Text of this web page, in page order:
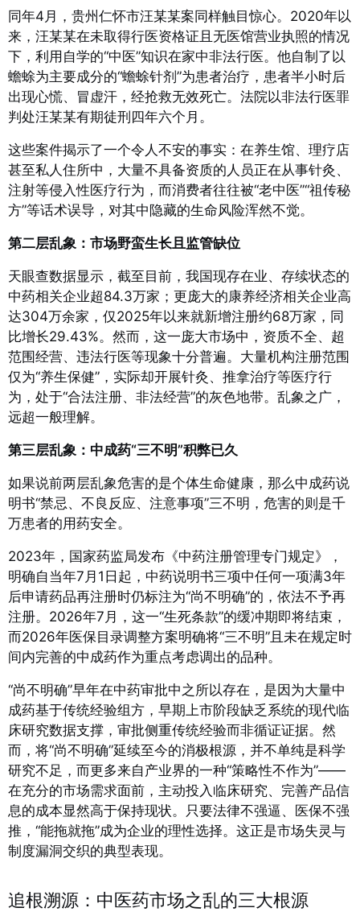
同年4月，贵州仁怀市汪某某案同样触目惊心。2020年以
来，汪某某在未取得行医资格证且无医馆营业执照的情况
下，利用自学的“中医”知识在家中非法行医。他自制了以
蟾蜍为主要成分的“蟾蜍针剂”为患者治疗，患者半小时后
出现心慌、冒虚汗，经抢救无效死亡。法院以非法行医罪
判处汪某某有期徒刑四年六个月 。
这些案件揭示了一个令人不安的事实：在养生馆、理疗店
甚至私人住所中，大量不具备资质的人员正在从事针灸、
注射等侵入性医疗行为，而消费者往往被“老中医”“祖传秘
方”等话术误导，对其中隐藏的生命风险浑然不觉。
第二层乱象：市场野蛮生长且监管缺位
天眼查数据显示，截至目前，我国现存在业、存续状态的
中药相关企业超84.3万家；更庞大的康养经济相关企业高
达304万余家，仅2025年以来就新增注册约68万家，同
比增长29.43%。然而，这一庞大市场中，资质不全、超
范围经营、违法行医等现象十分普遍。大量机构注册范围
仅为“养生保健”，实际却开展针灸、推拿治疗等医疗行
为，处于“合法注册、非法经营”的灰色地带。乱象之广，
远超一般理解。
第三层乱象：中成药“三不明”积弊已久
如果说前两层乱象危害的是个体生命健康，那么中成药说
明书“禁忌、不良反应、注意事项”三不明，危害的则是千
万患者的用药安全。
2023年，国家药监局发布《中药注册管理专门规定》，
明确自当年7月1日起，中药说明书三项中任何一项满3年
后申请药品再注册时仍标注为“尚不明确”的，依法不予再
注册。2026年7月，这一“生死条款”的缓冲期即将结束，
而2026年医保目录调整方案明确将“三不明”且未在规定时
间内完善的中成药作为重点考虑调出的品种。
“尚不明确”早年在中药审批中之所以存在，是因为大量中
成药基于传统经验组方，早期上市阶段缺乏系统的现代临
床研究数据支撑，审批侧重传统经验而非循证证据。然
而，将“尚不明确”延续至今的消极根源，并不单纯是科学
研究不足，而更多来自产业界的一种“策略性不作为”——
在充分的市场需求面前，主动投入临床研究、完善产品信
息的成本显然高于保持现状。只要法律不强逼、医保不强
推，“能拖就拖”成为企业的理性选择。这正是市场失灵与
制度漏洞交织的典型表现。
追根溯源：中医药市场之乱的三大根源